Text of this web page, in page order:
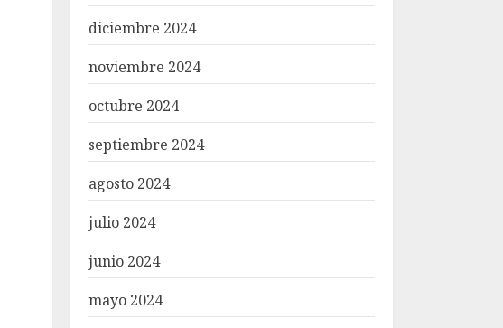
diciembre 2024
noviembre 2024
octubre 2024
septiembre 2024
agosto 2024
julio 2024
junio 2024
mayo 2024